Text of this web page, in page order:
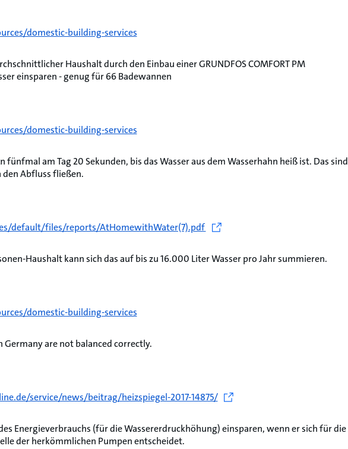
domestic-building-services
Haushalt durch den Einbau einer GRUNDFOS COMFORT PM
einsparen - genug für 66 Badewannen
domestic-building-services
am Tag 20 Sekunden, bis das Wasser aus dem Wasserhahn heiß ist. Das sind
den Abfluss fließen.
default/files/reports/AtHomewithWater(7).pdf
Haushalt kann sich das auf bis zu 16.000 Liter Wasser pro Jahr summieren.
domestic-building-services
are not balanced correctly.
service/news/beitrag/heizspiegel-2017-14875/
Energieverbrauchs (für die Wassererdruckhöhung) einsparen, wenn er sich für die
der herkömmlichen Pumpen entscheidet.